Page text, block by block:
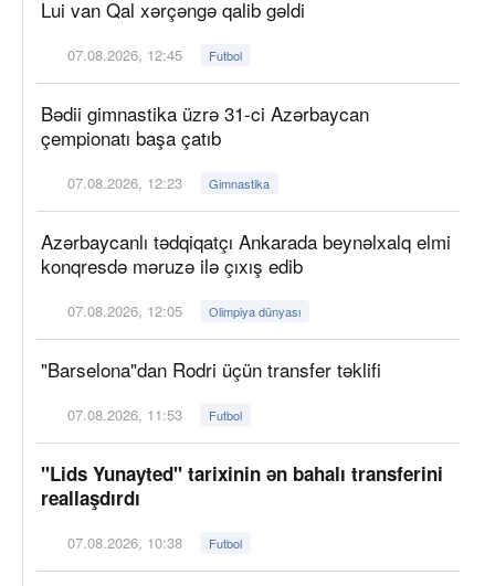
Lui van Qal xərçəngə qalib gəldi
07.08.2026, 12:45 Futbol
Bədii gimnastika üzrə 31-ci Azərbaycan
çempionatı başa çatıb
07.08.2026, 12:23 Gimnastika
Azərbaycanlı tədqiqatçı Ankarada beynəlxalq elmi
konqresdə məruzə ilə çıxış edib
07.08.2026, 12:05 Olimpiya dünyası
"Barselona"dan Rodri üçün transfer təklifi
07.08.2026, 11:53 Futbol
"Lids Yunayted" tarixinin ən bahalı transferini
reallaşdırdı
07.08.2026, 10:38 Futbol